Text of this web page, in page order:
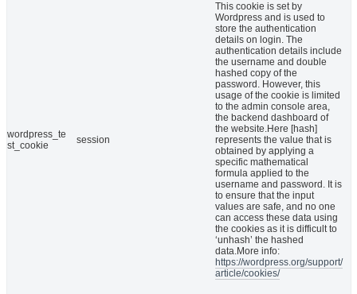
wordpress_te
st_cookie
session
This cookie is set by
Wordpress and is used to
store the authentication
details on login. The
authentication details include
the username and double
hashed copy of the
password. However, this
usage of the cookie is limited
to the admin console area,
the backend dashboard of
the website.Here [hash]
represents the value that is
obtained by applying a
specific mathematical
formula applied to the
username and password. It is
to ensure that the input
values are safe, and no one
can access these data using
the cookies as it is difficult to
‘unhash’ the hashed
data.More info:
https://wordpress.org/support/
article/cookies/